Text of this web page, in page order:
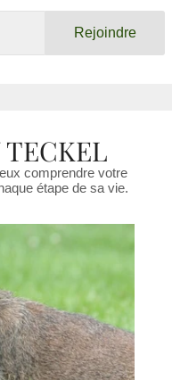
Rejoindre
comprendre votre
étape de sa vie.